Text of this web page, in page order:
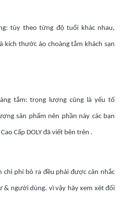
tùy theo từng độ tuổi khác nhau,
kích thước áo choàng tắm khách sạn
tắm: trọng lượng cũng là yếu tố
sản phẩm nên phần này các bạn
Cấp DOLY đã viết bên trên .
chi phí bỏ ra đều phải được cân nhắc
& người dùng. vì vậy hãy xem xét đối